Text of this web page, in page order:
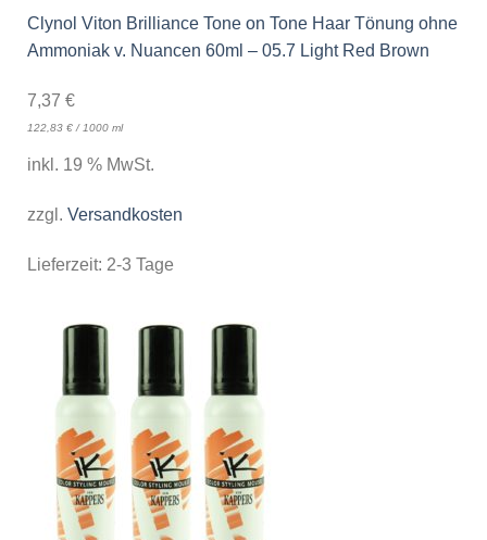
Clynol Viton Brilliance Tone on Tone Haar Tönung ohne
Ammoniak v. Nuancen 60ml – 05.7 Light Red Brown
7,37 €
122,83 €/1000 ml
inkl. 19 % MwSt.
zzgl. Versandkosten
Lieferzeit: 2-3 Tage